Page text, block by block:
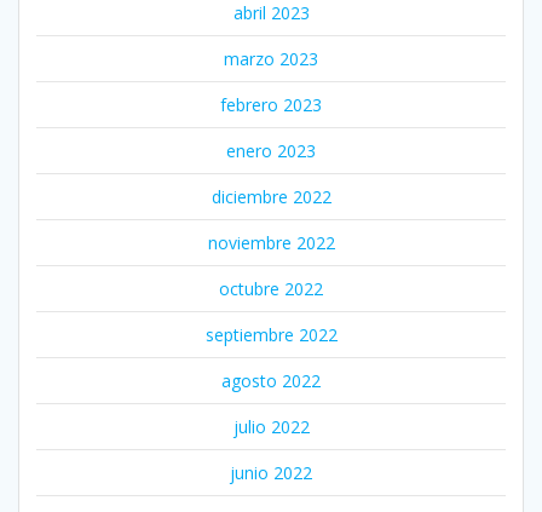
abril 2023
marzo 2023
febrero 2023
enero 2023
diciembre 2022
noviembre 2022
octubre 2022
septiembre 2022
agosto 2022
julio 2022
junio 2022